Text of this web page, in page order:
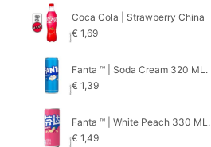
Coca Cola | Strawberry China
€ 1,69
Fanta ™ | Soda Cream 320 ML.
€ 1,39
Fanta ™ | White Peach 330 ML.
€ 1,49